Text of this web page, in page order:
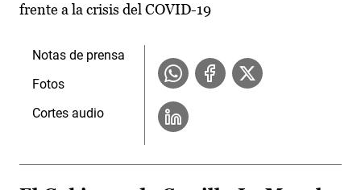
frente a la crisis del COVID-19
Notas de prensa
Fotos
Cortes audio